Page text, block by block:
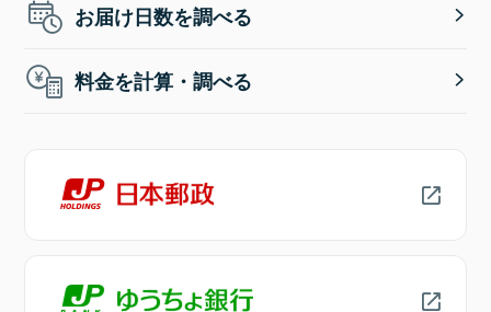
お届け日数を調べる
料金を計算・調べる